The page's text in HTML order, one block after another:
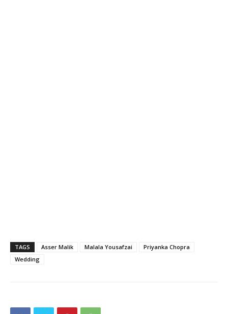
TAGS Asser Malik Malala Yousafzai
Priyanka Chopra
Wedding